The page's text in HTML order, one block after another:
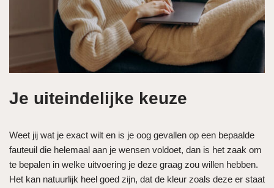
Je uiteindelijke keuze
Weet jij wat je exact wilt en is je oog gevallen op een bepaalde
fauteuil die helemaal aan je wensen voldoet, dan is het zaak om
te bepalen in welke uitvoering je deze graag zou willen hebben.
Het kan natuurlijk heel goed zijn, dat de kleur zoals deze er staat